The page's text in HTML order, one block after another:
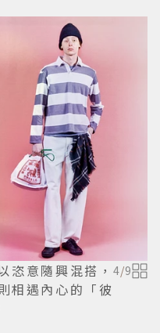
意隨興混搭，
相遇內心的「彼
4/9